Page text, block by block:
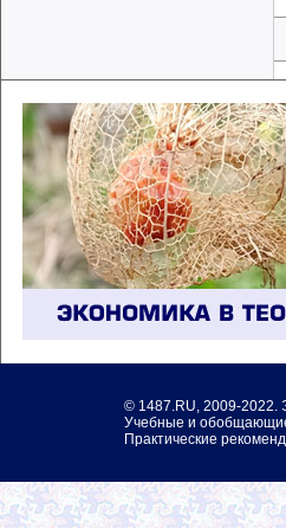
© 1487.RU, 2009-2022.
Учебные и
Практические